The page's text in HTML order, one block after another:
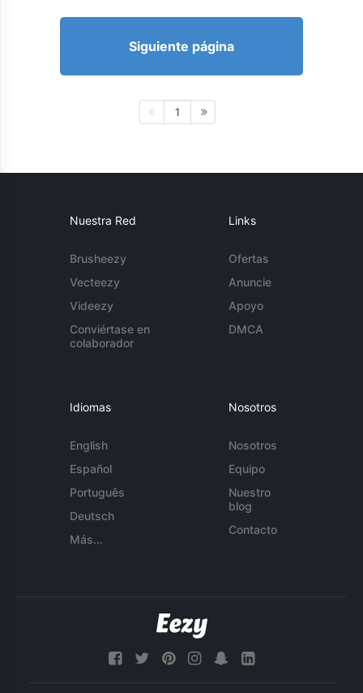
Siguiente página
1
Nuestra Red
Brusheezy
Vecteezy
Videezy
Conviértase en
colaborador
Links
Ofertas
Anuncie
Apoyo
DMCA
Idiomas
English
Español
Português
Deutsch
Más...
Nosotros
Nosotros
Equipo
Nuestro
blog
Contacto